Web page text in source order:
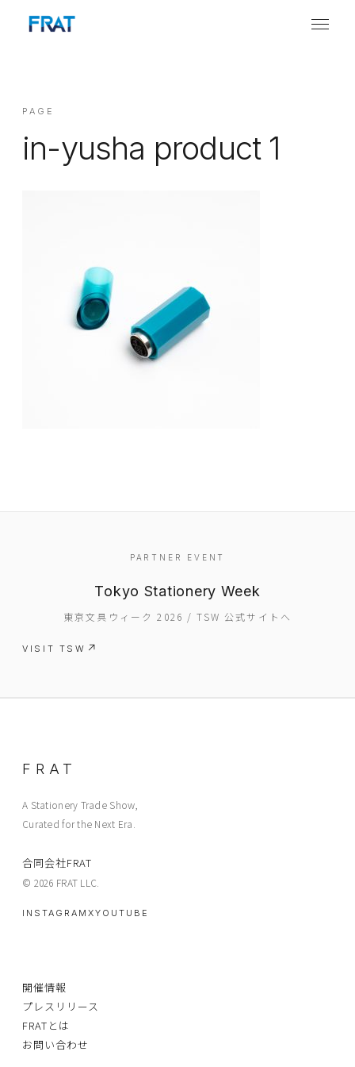
EVENT
PRESS
BOOSTER
PAGE
in-yusha product 1
PARTNER EVENT
Tokyo Stationery Week
東京文具ウィーク 2026 / TSW 公式サイトへ
VISIT TSW
FRAT
A Stationery Trade Show,
Curated for the Next Era.
合同会社FRAT
© 2026 FRAT LLC.
INSTAGRAM XYOUTUBE
開催情報
プレスリリース
FRATとは
お問い合わせ